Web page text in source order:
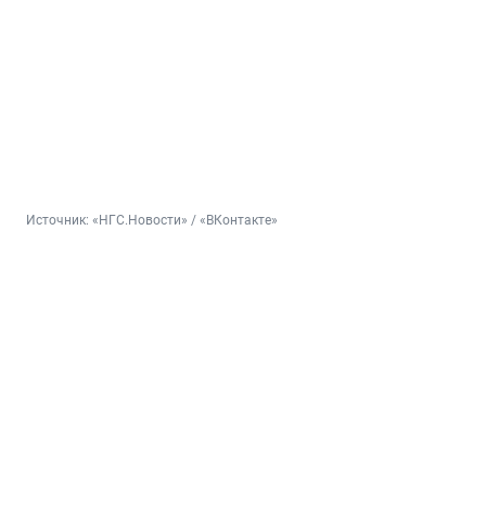
Источник: «НГС.Новости» / «ВКонтакте»